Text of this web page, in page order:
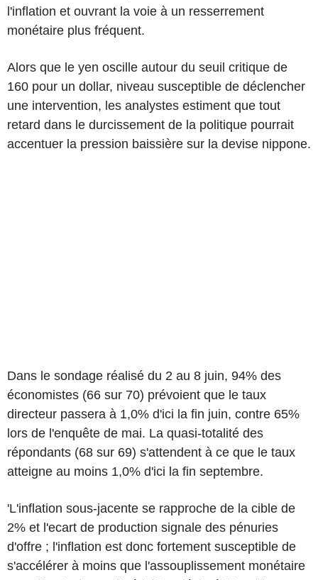
l'inflation et ouvrant la voie à un resserrement
monétaire plus fréquent.
Alors que le yen oscille autour du seuil critique de
160 pour un dollar, niveau susceptible de déclencher
une intervention, les analystes estiment que tout
retard dans le durcissement de la politique pourrait
accentuer la pression baissière sur la devise nippone.
Dans le sondage réalisé du 2 au 8 juin, 94% des
économistes (66 sur 70) prévoient que le taux
directeur passera à 1,0% d'ici la fin juin, contre 65%
lors de l'enquête de mai. La quasi-totalité des
répondants (68 sur 69) s'attendent à ce que le taux
atteigne au moins 1,0% d'ici la fin septembre.
'L'inflation sous-jacente se rapproche de la cible de
2% et l'ecart de production signale des pénuries
d'offre ; l'inflation est donc fortement susceptible de
s'accélérer à moins que l'assouplissement monétaire